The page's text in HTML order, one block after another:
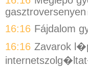
gasztroversenyen
16:16 Fájdalom
16:16 Zavarok